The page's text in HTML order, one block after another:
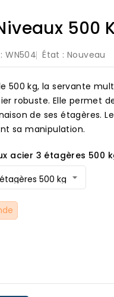
500
WN504 État : Nouveau
500 kg, la servante
robuste. Elle permet
de ses étagères.
sa manipulation.
acier 3 étagères 500